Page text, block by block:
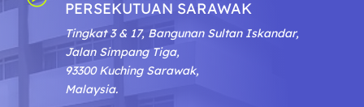
PERSEKUTUAN SARAWAK
Tingkat 3 & 17, Bangunan Sultan Iskandar,
Jalan Simpang Tiga,
93300 Kuching Sarawak,
Malaysia.